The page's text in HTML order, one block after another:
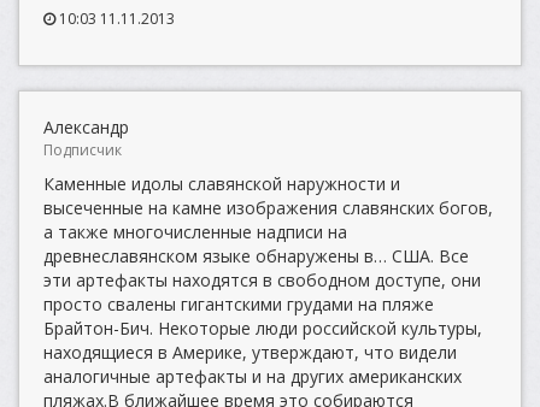
10:03 11.11.2013
Александр
Подписчик
Каменные идолы славянской наружности и
высеченные на камне изображения славянских богов,
а также многочисленные надписи на
древнеславянском языке обнаружены в… США. Все
эти артефакты находятся в свободном доступе, они
просто свалены гигантскими грудами на пляже
Брайтон-Бич. Некоторые люди российской культуры,
находящиеся в Америке, утверждают, что видели
аналогичные артефакты и на других американских
пляжах.В ближайшее время это собираются